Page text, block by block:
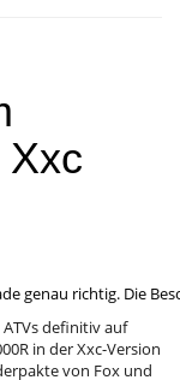
Xxc
genau richtig. Die
definitiv auf
in der Xxc-Version
von Fox und